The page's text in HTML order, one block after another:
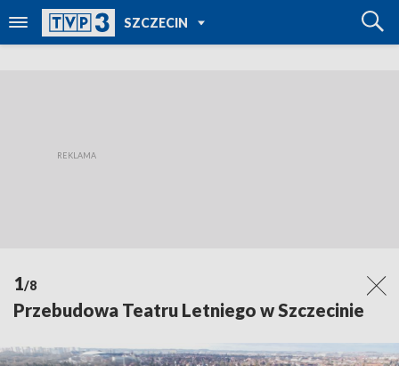
SZCZECIN
TVP REGIONY
1/8
Przebudowa Teatru Letniego w Szczecinie